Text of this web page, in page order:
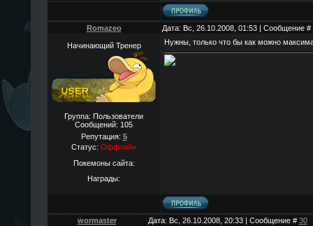
Romazeo Дата: Вс, 26.10.2008, 01:53 | Сообщение #
Начинающий Тренер
Группа: Пользователи
Сообщений: 105
Репутация: 5
Статус: Оффлайн
Покемоны сайта:
Награды:
Нужны, только что бы как можно
wormaster Дата: Вс, 26.10.2008, 20:33 | Сообщение # 30